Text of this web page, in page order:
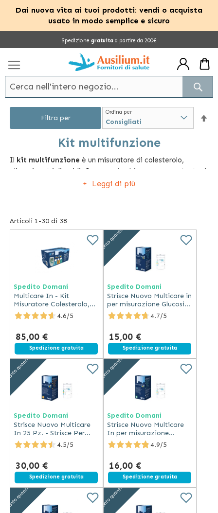
Dai nuova vita ai tuoi prodotti: vendi o acquista
usato in modo semplice e sicuro
Spedizione gratuita a partire da 200€
Kit multifunzione
Il kit multifunzione è un misuratore di colesterolo,
glicemia e trigliceridi. Con un unico biosensore, pertanto, è
possibile effettuare un controllo autonomo ed efficace di
I risultati delkit multifunzionesono molto precisi anche
con un campione di sangue piuttosto piccolo: per ottenerli
è infatti sufficiente 1 picolitro di sangue. Le strisce a
biosensore ad alta tecnologia consentiranno di generare
appena 5 secondi. Nel nostro catalogo sono altresì a
disposizione le strisce per l’autolettura e le lancette
pungidito.
Leggi di più
Articoli 1-30 di 38
Ordina per
Spedito Domani
Multicare In - Kit
Misuratore Colesterolo,
Glicemia, Trigliceridi
4.6/5
85,00 €
Spedizione gratuita
Sconto quantità
Spedito Domani
Strisce Nuovo Multicare in
per misurazione Glucosio
25 Pz.
4.7/5
15,00 €
Spedizione gratuita
Sconto quantità
Spedito Domani
Strisce Nuovo Multicare
In 25 Pz. - Strisce Per
Trigliceridi
4.5/5
30,00 €
Spedizione gratuita
Sconto quantità
Spedito Domani
Strisce Nuovo Multicare
In per misurazione
colesterolo 5 Pz.
4.9/5
16,00 €
Spedizione gratuita
Sconto quantità Sconto quantità
Filtra per